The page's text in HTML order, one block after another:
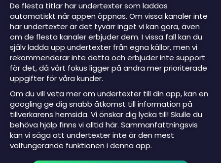
De flesta titlar har undertexter som laddas
automatiskt när appen öppnas. Om vissa kanaler inte
har undertexter är det tyvärr inget vi kan göra, även
om de flesta kanaler erbjuder dem. I vissa fall kan du
själv ladda upp undertexter från egna källor, men vi
rekommenderar inte detta och erbjuder inte support
för det, då vårt fokus ligger på andra mer prioriterade
uppgifter för våra kunder.
Om du vill veta mer om undertexter till din app, kan en
googling ge dig snabb åtkomst till information på
tillverkarens hemsida. Vi önskar dig lycka till! Skulle du
behöva hjälp finns vi alltid här. Sammanfattningsvis
kan vi säga att undertexter inte är den mest
välfungerande funktionen i denna app.